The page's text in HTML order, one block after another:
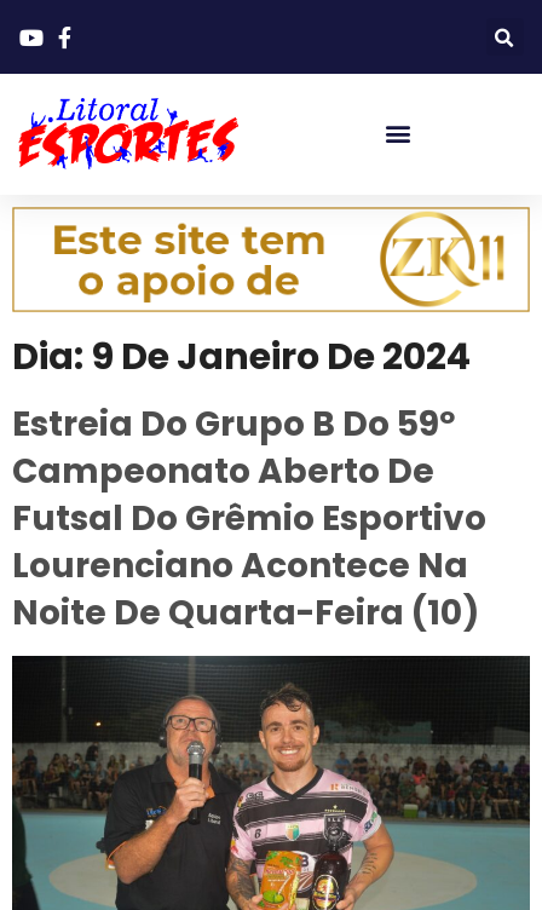
Dia: 9 De Janeiro De 2024
Estreia Do Grupo B Do 59º
Campeonato Aberto De
Futsal Do Grêmio Esportivo
Lourenciano Acontece Na
Noite De Quarta-Feira (10)